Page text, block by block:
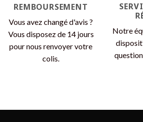
REMBOURSEMENT
Vous avez changé d'avis ?
Vous disposez de 14 jours
pour nous renvoyer votre
colis.
Notre